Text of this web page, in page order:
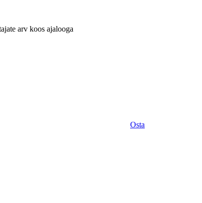
arv koos ajalooga
Osta